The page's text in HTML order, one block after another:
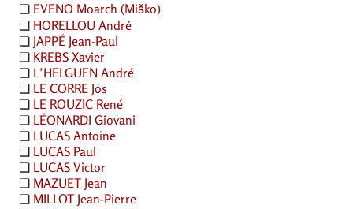
❏ EVENO Moarch (Miško)
❏ HORELLOU André
❏ JAPPÉ Jean-Paul
❏ KREBS Xavier
❏ L’HELGUEN André
❏ LE CORRE Jos
❏ LE ROUZIC René
❏ LÉONARDI Giovani
❏ LUCAS Antoine
❏ LUCAS Paul
❏ LUCAS Victor
❏ MAZUET Jean
❏ MILLOT Jean-Pierre